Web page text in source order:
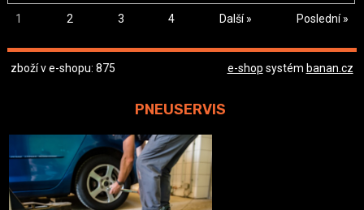
1 2 3 4 Další » Poslední »
zboží v e-shopu: 875 e-shop systém banan.cz
PNEUSERVIS